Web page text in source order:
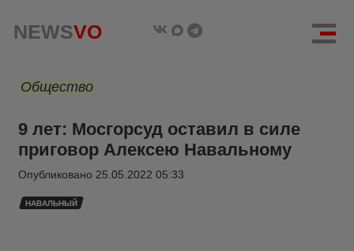
NEWSVO
Общество
9 лет: Мосгорсуд оставил в силе
приговор Алексею Навальному
Опубликовано 25.05.2022 05:33
НАВАЛЬНЫЙ